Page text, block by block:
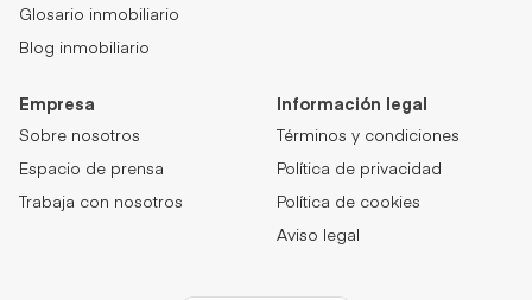
Glosario inmobiliario
Blog inmobiliario
Empresa
Sobre nosotros
Espacio de prensa
Trabaja con nosotros
Información legal
Términos y condiciones
Política de privacidad
Política de cookies
Aviso legal